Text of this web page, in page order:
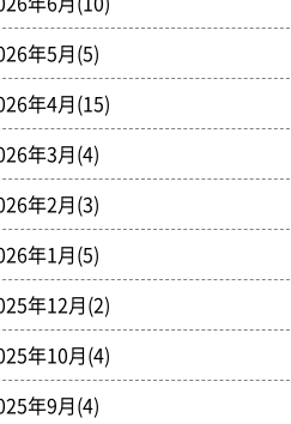
年5月(5)
年4月(15)
年3月(4)
年2月(3)
年1月(5)
年12月(2)
年10月(4)
年9月(4)